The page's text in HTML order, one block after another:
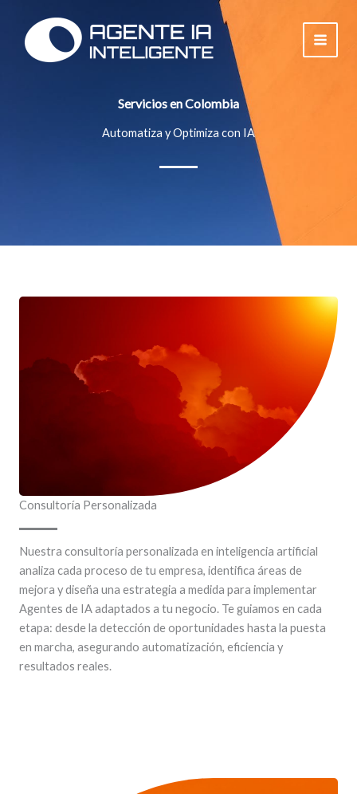
contenido
Servicios en Colombia
Automatiza y Optimiza con IA
Consultoría Personalizada
Nuestra consultoría personalizada en inteligencia artificial
analiza cada proceso de tu empresa, identifica áreas de
mejora y diseña una estrategia a medida para implementar
Agentes de IA adaptados a tu negocio. Te guiamos en cada
etapa: desde la detección de oportunidades hasta la puesta
en marcha, asegurando automatización, eficiencia y
resultados reales.